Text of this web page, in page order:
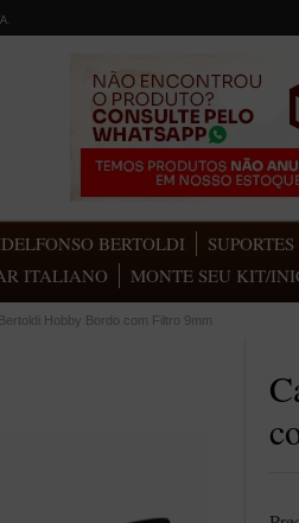
.
BERTOLDI SUPORTES
ITALIANO
MONTE SEU KIT/
Hobby Bordo com Filtro 9mm